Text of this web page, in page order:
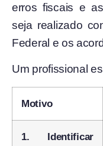
erros fiscais e
seja realizado
Federal e os
Um profissional
Motivo
1. Identificar